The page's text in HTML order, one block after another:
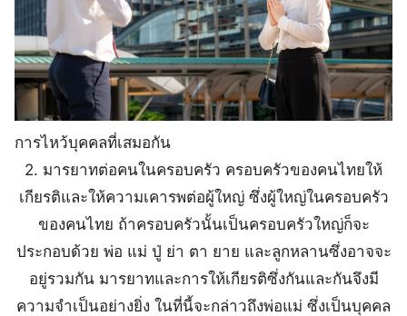
การไหว้บุคคลที่เสมอกัน
2. มารยาทต่อคนในครอบครัว ครอบครัวของคนไทยให้
เกียรติและให้ความเคารพต่อผู้ใหญ่ ซึ่งผู้ใหญ่ในครอบครัว
ของคนไทย ถ้าครอบครัวนั้นเป็นครอบครัวใหญ่ก็จะ
ประกอบด้วย พ่อ แม่ ปู่ ย่า ตา ยาย และลูกหลานซึ่งอาจจะ
อยู่รวมกัน มารยาทและการให้เกียรติซึ่งกันและกันจึงมี
ความจำเป็นอย่างยิ่ง ในที่นี้จะกล่าวถึงพ่อแม่ ซึ่งเป็นบุคคล